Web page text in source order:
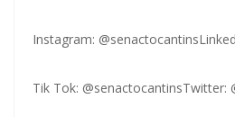
Instagram: @senactocantins
Tik Tok: @senactocantinsTwitter: